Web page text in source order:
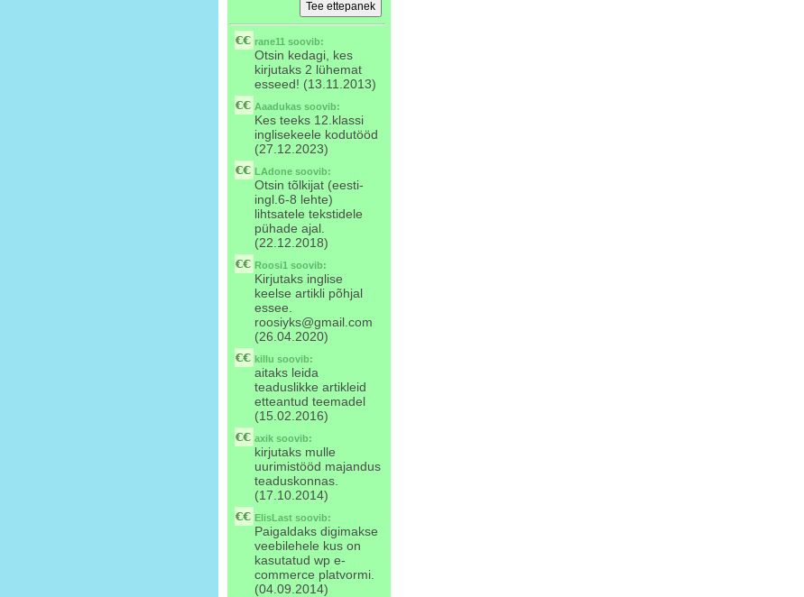
rane11 soovib:
Otsin kedagi, kes
kirjutaks 2 lühemat
esseed! (13.11.2013)
Aaadukas soovib:
Kes teeks 12.klassi
inglisekeele kodutööd
(27.12.2023)
LAdone soovib:
Otsin tõlkijat (eesti-
ingl.6-8 lehte)
lihtsatele tekstidele
pühade ajal.
(22.12.2018)
Roosi1 soovib:
Kirjutaks inglise
keelse artikli põhjal
essee.
roosiyks@gmail.com
(26.04.2020)
killu soovib:
aitaks leida
teaduslikke artikleid
etteantud teemadel
(15.02.2016)
axik soovib:
kirjutaks mulle
uurimistööd majandus
teaduskonnas.
(17.10.2014)
ElisLast soovib:
Paigaldaks digimakse
veebilehele kus on
kasutatud wp e-
commerce platvormi.
(04.09.2014)